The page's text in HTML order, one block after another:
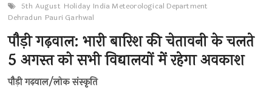
5th August Holiday India Meteorological Department
Dehradun Pauri Garhwal
पौड़ी गढ़वाल: भारी बारिश की चेतावनी के चलते
5 अगस्त को सभी विद्यालयों में रहेगा अवकाश
पौड़ी गढ़वाल/लोक संस्कृति